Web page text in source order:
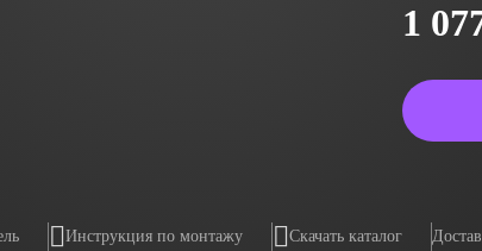
1
Инструкция по монтажу Скачать каталог